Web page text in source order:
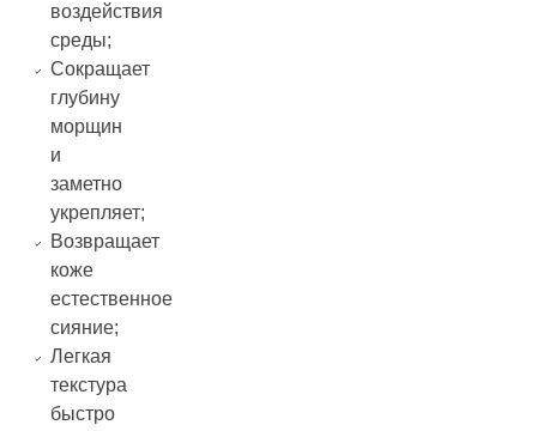
воздействия
среды;
Сокращает
глубину
морщин
и
заметно
укрепляет;
Возвращает
коже
естественное
сияние;
Легкая
текстура
быстро